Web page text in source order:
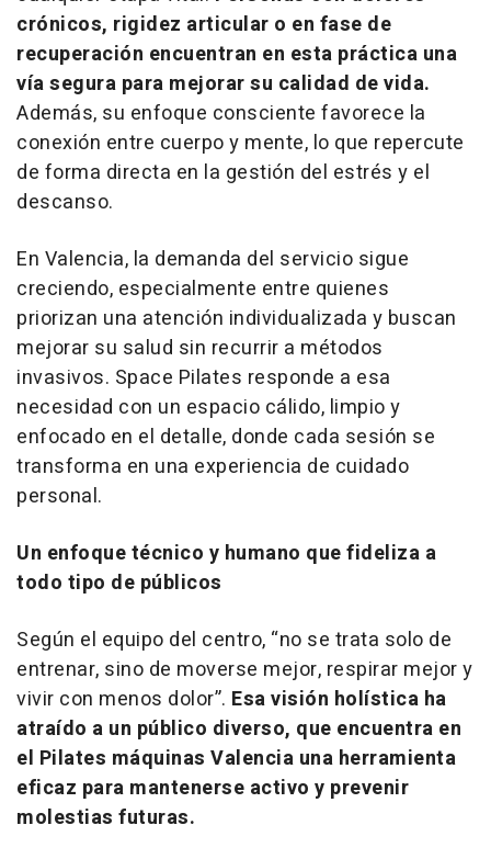
crónicos, rigidez articular o en fase de
recuperación encuentran en esta práctica una
vía segura para mejorar su calidad de vida.
Además, su enfoque consciente favorece la
conexión entre cuerpo y mente, lo que repercute
de forma directa en la gestión del estrés y el
descanso.
En Valencia, la demanda del servicio sigue
creciendo, especialmente entre quienes
priorizan una atención individualizada y buscan
mejorar su salud sin recurrir a métodos
invasivos. Space Pilates responde a esa
necesidad con un espacio cálido, limpio y
enfocado en el detalle, donde cada sesión se
transforma en una experiencia de cuidado
personal.
Un enfoque técnico y humano que fideliza a
todo tipo de públicos
Según el equipo del centro, “no se trata solo de
entrenar, sino de moverse mejor, respirar mejor y
vivir con menos dolor”. Esa visión holística ha
atraído a un público diverso, que encuentra en
el Pilates máquinas Valencia una herramienta
eficaz para mantenerse activo y prevenir
molestias futuras.